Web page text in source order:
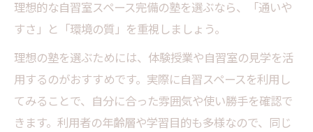
理想的な自習室スペース完備の塾を選ぶなら、「通いや
すさ」と「環境の質」を重視しましょう。
理想の塾を選ぶためには、体験授業や自習室の見学を活
用するのがおすすめです。実際に自習スペースを利用し
てみることで、自分に合った雰囲気や使い勝手を確認で
きます。利用者の年齢層や学習目的も多様なので、同じ